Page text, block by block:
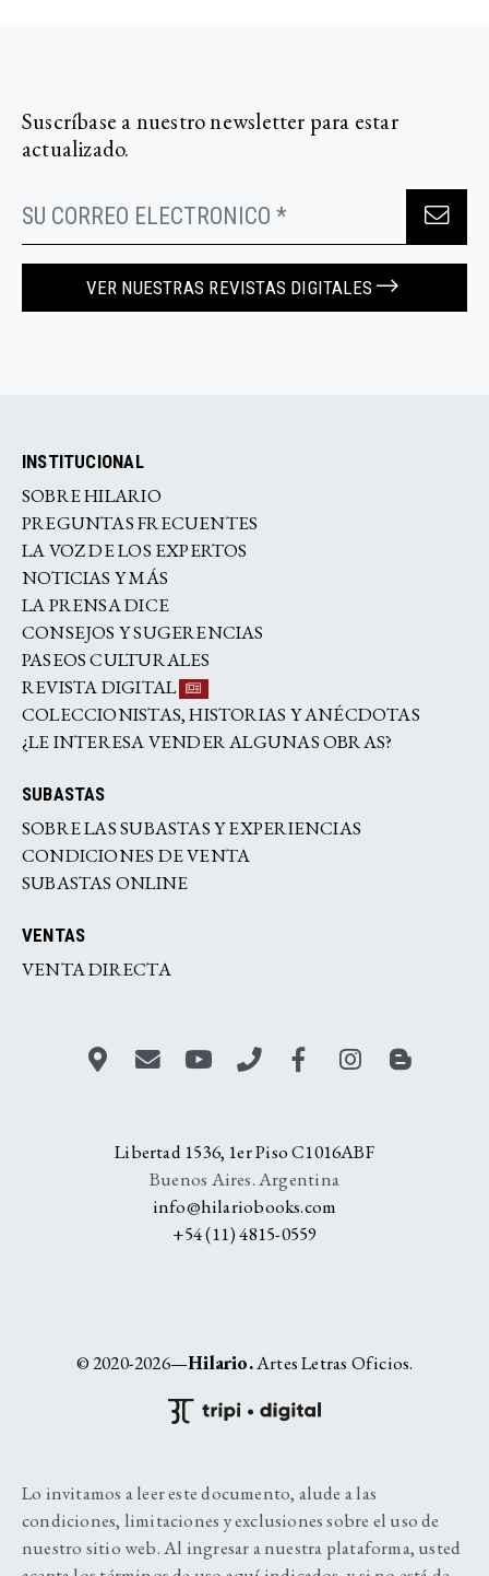
Suscríbase a nuestro newsletter para estar
actualizado.
VER NUESTRAS REVISTAS DIGITALES
INSTITUCIONAL
SOBRE HILARIO
PREGUNTAS FRECUENTES
LA VOZ DE LOS EXPERTOS
NOTICIAS Y MÁS
LA PRENSA DICE
CONSEJOS Y SUGERENCIAS
PASEOS CULTURALES
REVISTA DIGITAL
COLECCIONISTAS, HISTORIAS Y ANÉCDOTAS
¿LE INTERESA VENDER ALGUNAS OBRAS?
SUBASTAS
SOBRE LAS SUBASTAS Y EXPERIENCIAS
CONDICIONES DE VENTA
SUBASTAS ONLINE
VENTAS
VENTA DIRECTA
Libertad 1536, 1er Piso C1016ABF
Buenos Aires. Argentina
info@hilariobooks.com
+54 (11) 4815-0559
© 2020-2026—Hilario.Artes Letras Oficios.
Lo invitamos a leer este documento, alude a las
condiciones, limitaciones y exclusiones sobre el uso de
nuestro sitio web. Al ingresar a nuestra plataforma, usted